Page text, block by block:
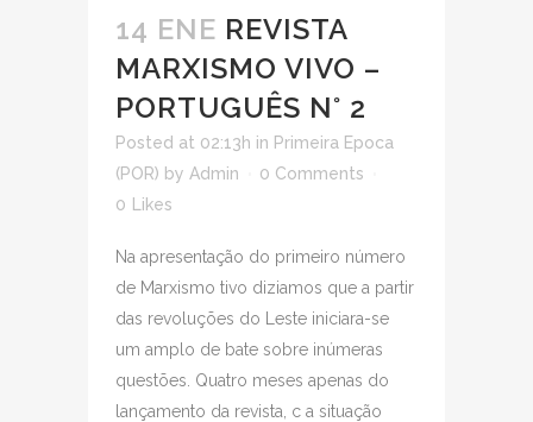
14 ENE REVISTA
MARXISMO VIVO –
PORTUGUÊS N° 2
Posted at 02:13h in Primeira Epoca
(POR) by Admin
0 Comments
0
Likes
Na apresentação do primeiro número
de Marxismo tivo diziamos que a partir
das revoluções do Leste iniciara-se
um amplo de bate sobre inúmeras
questões. Quatro meses apenas do
lançamento da revista, c a situação